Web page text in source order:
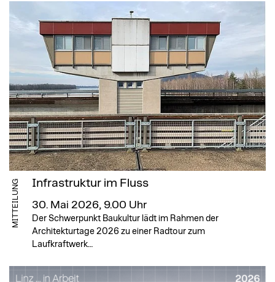
MITTEILUNG Infrastruktur im Fluss
30. Mai 2026, 9.00 Uhr
Der Schwerpunkt Baukultur lädt im Rahmen der
Architekturtage 2026 zu einer Radtour zum
Laufkraftwerk…